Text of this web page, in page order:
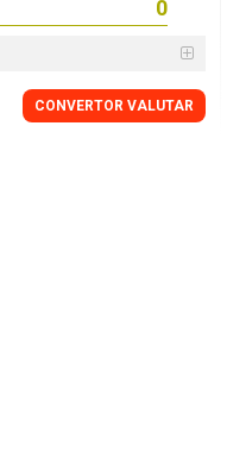
CONVERTOR VALUTAR